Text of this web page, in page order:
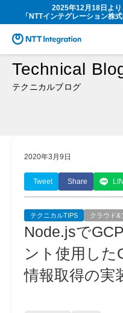
2025年12月18日よ
「NTTインテグレーション株
Technical
テクニカルブログ
2020年3月9日
Tweet Share
テクニカルTIPS クラウド&
Node.jsで
ント使用した
情報取得の実